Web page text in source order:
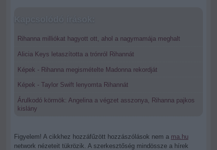
Kapcsolódó írások:
Rihanna milliókat hagyott ott, ahol a nagymamája meghalt
Alicia Keys letaszította a trónról Rihannát
Képek - Rihanna megismételte Madonna rekordját
Képek - Taylor Swift lenyomta Rihannát
Árulkodó körmök: Angelina a végzet asszonya, Rihanna pajkos
kislány
Figyelem! A cikkhez hozzáfűzött hozzászólások nem a ma.hu
network nézeteit tükrözik. A szerkesztőség mindössze a hírek